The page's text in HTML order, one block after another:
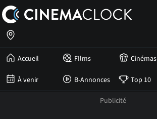
Accueil FIlms Cinémas
À venir B-Annonces Top 10